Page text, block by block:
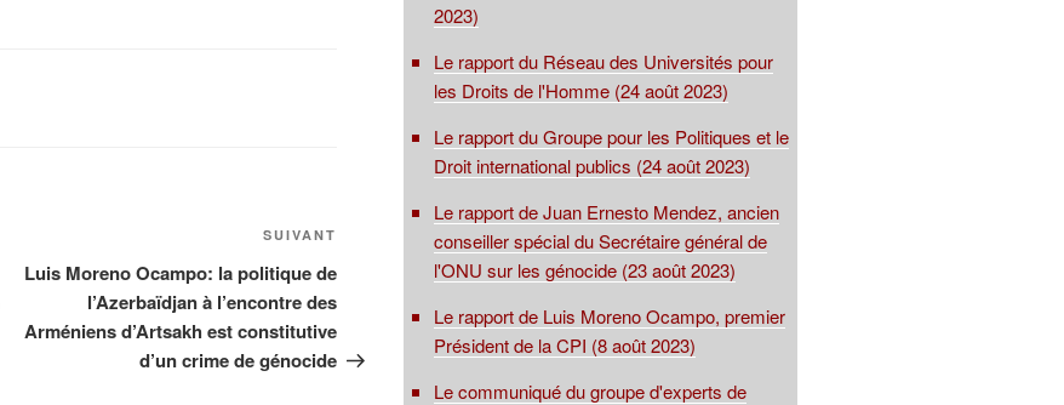
suivant
SUIVANT
Luis Moreno Ocampo: la politique de
l’Azerbaïdjan à l’encontre des
Arméniens d’Artsakh est constitutive
d’un crime de génocide
2023)
Le rapport du Réseau des Universités pour
les Droits de l'Homme (24 août 2023)
Le rapport du Groupe pour les Politiques et le
Droit international publics (24 août 2023)
Le rapport de Juan Ernesto Mendez, ancien
conseiller spécial du Secrétaire général de
l'ONU sur les génocide (23 août 2023)
Le rapport de Luis Moreno Ocampo, premier
Président de la CPI (8 août 2023)
Le communiqué du groupe d'experts de